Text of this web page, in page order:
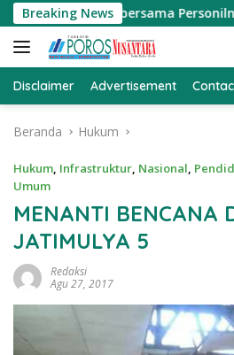
Langsung
ke
konten
Breaking News
bersama Personilnya
Disclaimer Advertisement
Beranda Hukum
Hukum, Infrastruktur, Nasional,
Umum
MENANTI BENCANA
JATIMULYA 5
Redaksi
Agu 27, 2017